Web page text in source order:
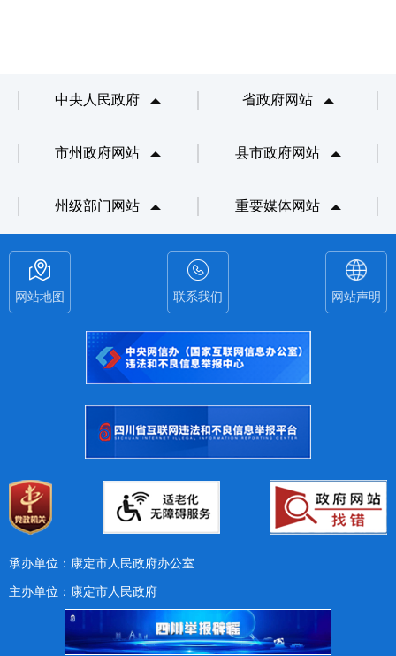
中央人民政府 省政府网站
市州政府网站 县市政府网站
州级部门网站 重要媒体网站
网站地图 联系我们 网站声明
承办单位：康定市人民政府办公室
主办单位：康定市人民政府